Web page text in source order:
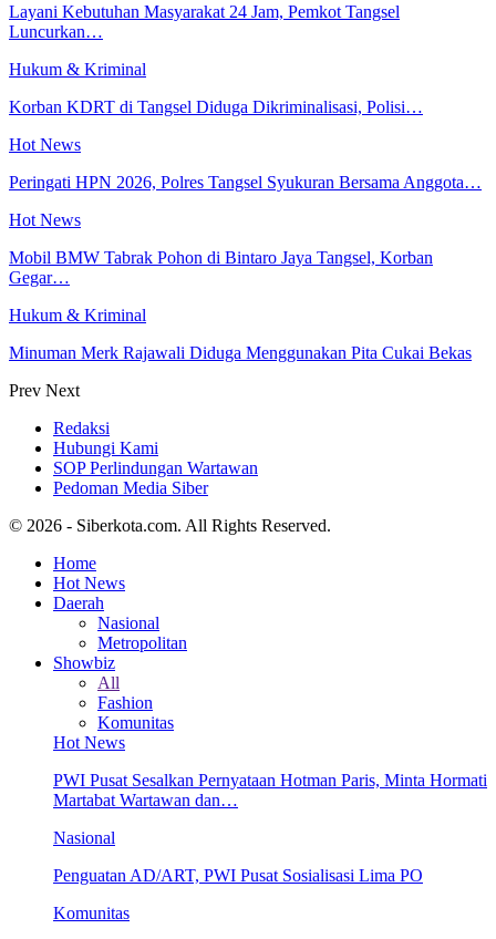
Layani Kebutuhan Masyarakat 24 Jam, Pemkot Tangsel
Luncurkan…
Hukum & Kriminal
Korban KDRT di Tangsel Diduga Dikriminalisasi, Polisi…
Hot News
Peringati HPN 2026, Polres Tangsel Syukuran Bersama Anggota…
Hot News
Mobil BMW Tabrak Pohon di Bintaro Jaya Tangsel, Korban
Gegar…
Hukum & Kriminal
Minuman Merk Rajawali Diduga Menggunakan Pita Cukai Bekas
Prev Next
Redaksi
Hubungi Kami
SOP Perlindungan Wartawan
Pedoman Media Siber
© 2026 - Siberkota.com. All Rights Reserved.
Home
Hot News
Daerah
Nasional
Metropolitan
Showbiz
All
Fashion
Komunitas
Hot News
PWI Pusat Sesalkan Pernyataan Hotman Paris, Minta Hormati
Martabat Wartawan dan…
Nasional
Penguatan AD/ART, PWI Pusat Sosialisasi Lima PO
Komunitas